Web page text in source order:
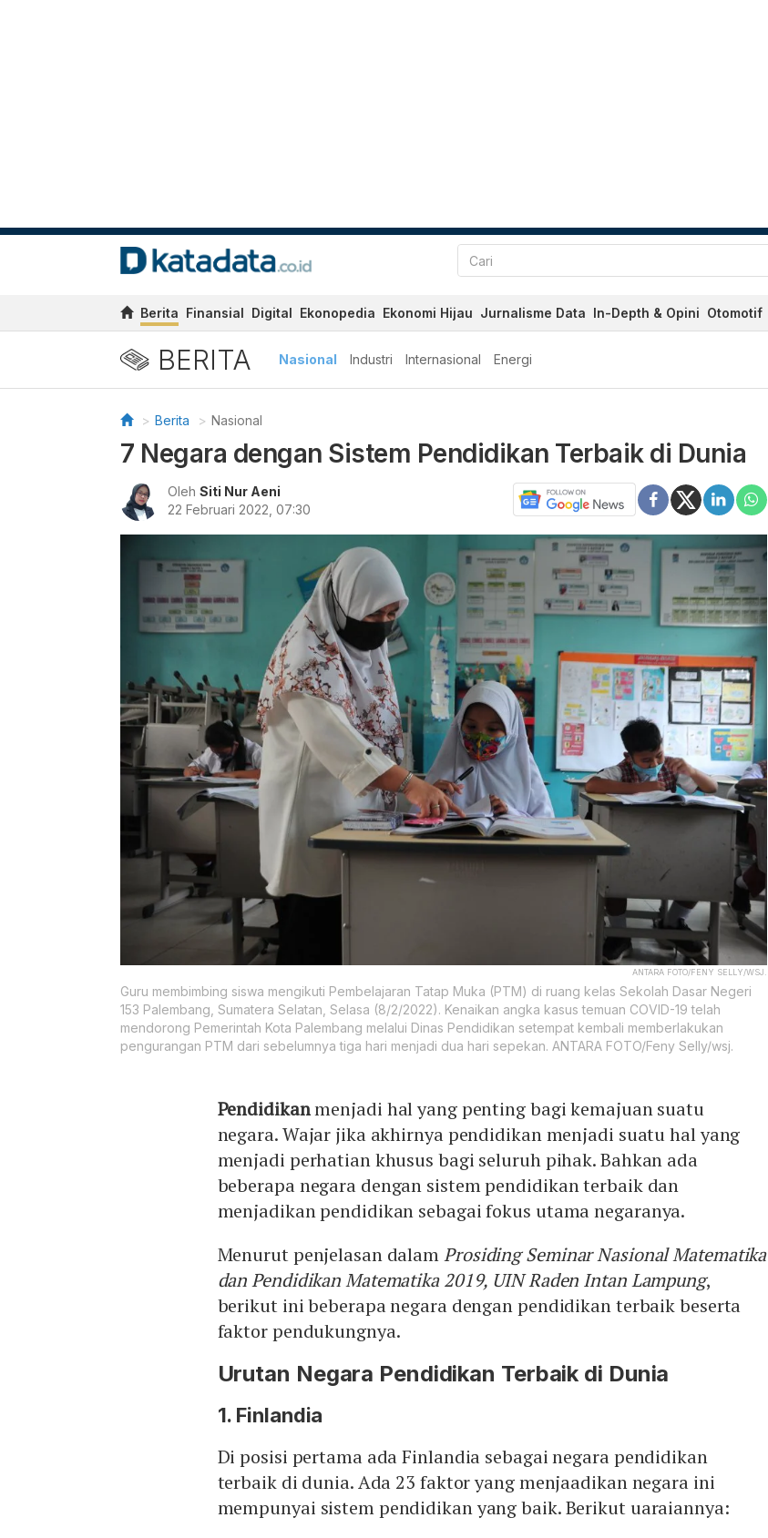
Berita Finansial Digital Ekonopedia Ekonomi Hijau Jurnalisme Data In-Depth & Opini Otomotif
BERITA Nasional Industri Internasional Energi
Berita Nasional
7 Negara dengan Sistem Pendidikan Terbaik di Dunia
Oleh Siti Nur Aeni
22 Februari 2022, 07:30
ANTARA FOTO/FENY SELLY/WSJ.
Guru membimbing siswa mengikuti Pembelajaran Tatap Muka (PTM) di ruang kelas Sekolah Dasar Negeri
153 Palembang, Sumatera Selatan, Selasa (8/2/2022). Kenaikan angka kasus temuan COVID-19 telah
mendorong Pemerintah Kota Palembang melalui Dinas Pendidikan setempat kembali memberlakukan
pengurangan PTM dari sebelumnya tiga hari menjadi dua hari sepekan. ANTARA FOTO/Feny Selly/wsj.
Pendidikanmenjadi hal yang penting bagi kemajuan suatu
negara. Wajar jika akhirnya pendidikan menjadi suatu hal yang
menjadi perhatian khusus bagi seluruh pihak. Bahkan ada
beberapa negara dengan sistem pendidikan terbaik dan
menjadikan pendidikan sebagai fokus utama negaranya.
Menurut penjelasan dalamProsiding Seminar Nasional Matematika
dan Pendidikan Matematika 2019, UIN Raden Intan Lampung,
berikut ini beberapa negara dengan pendidikan terbaik beserta
faktor pendukungnya.
Urutan Negara Pendidikan Terbaik di Dunia
1. Finlandia
Di posisi pertama ada Finlandia sebagai negara pendidikan
terbaik di dunia. Ada 23 faktor yang menjaadikan negara ini
mempunyai sistem pendidikan yang baik. Berikut uaraiannya: